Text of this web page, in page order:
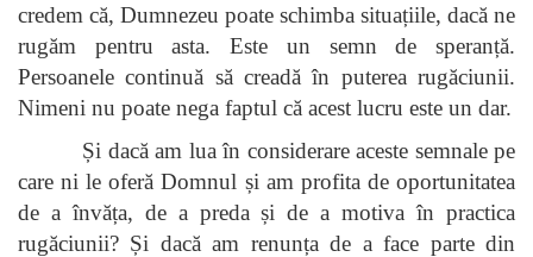
credem că, Dumnezeu poate schimba situațiile, dacă ne
rugăm pentru asta. Este un semn de speranță.
Persoanele continuă să creadă în puterea rugăciunii.
Nimeni nu poate nega faptul că acest lucru este un dar.
Și dacă am lua în considerare aceste semnale pe
care ni le oferă Domnul și am profita de oportunitatea
de a învăța, de a preda și de a motiva în practica
rugăciunii? Și dacă am renunța de a face parte din